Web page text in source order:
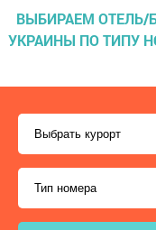
ВЫБИРАЕМ ОТЕЛЬ/
УКРАИНЫ ПО ТИПУ